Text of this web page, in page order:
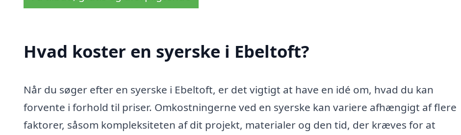
Hvad koster en syerske i Ebeltoft?
Når du søger efter en syerske i Ebeltoft, er det vigtigt at have en idé om, hvad du kan
forvente i forhold til priser. Omkostningerne ved en syerske kan variere afhængigt af flere
faktorer, såsom kompleksiteten af dit projekt, materialer og den tid, der kræves for at